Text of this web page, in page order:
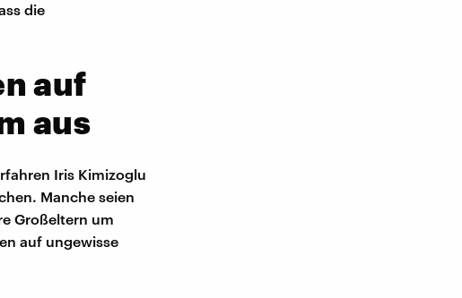
die
auf
aus
Iris Kimizoglu
Manche seien
Großeltern um
auf ungewisse